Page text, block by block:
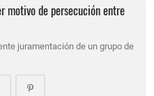
motivo de persecución entre
juramentación de un grupo de